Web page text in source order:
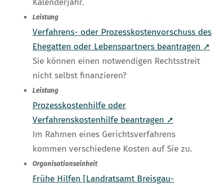
Kalenderjahr.
Leistung
Verfahrens- oder Prozesskostenvorschuss des
Ehegatten oder Lebenspartners beantragen ➚
Sie können einen notwendigen Rechtsstreit
nicht selbst finanzieren?
Leistung
Prozesskostenhilfe oder
Verfahrenskostenhilfe beantragen ➚
Im Rahmen eines Gerichtsverfahrens
kommen verschiedene Kosten auf Sie zu.
Organisationseinheit
Frühe Hilfen [Landratsamt Breisgau-